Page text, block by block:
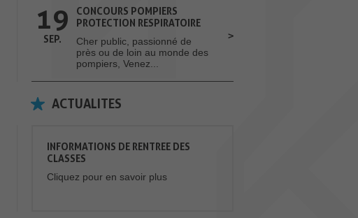
19
SEP.
CONCOURS POMPIERS
PROTECTION RESPIRATOIRE
Cher public, passionné de
près ou de loin au monde des
pompiers, Venez...
ACTUALITES
INFORMATIONS DE RENTREE DES
CLASSES
Cliquez pour en savoir plus